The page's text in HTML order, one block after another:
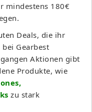
mindestens 180€
Deals, die ihr
Gearbest
Aktionen gibt
Produkte, wie
zu stark